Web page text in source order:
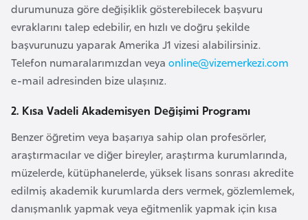
durumunuza göre değişiklik gösterebilecek başvuru
evraklarını talep edebilir, en hızlı ve doğru şekilde
başvurunuzu yaparak Amerika J1 vizesi alabilirsiniz.
Telefon numaralarımızdan veya online@vizemerkezi.com
e-mail adresinden bize ulaşınız.
2. Kısa Vadeli Akademisyen Değişimi Programı
Benzer öğretim veya başarıya sahip olan profesörler,
araştırmacılar ve diğer bireyler, araştırma kurumlarında,
müzelerde, kütüphanelerde, yüksek lisans sonrası akredite
edilmiş akademik kurumlarda ders vermek, gözlemlemek,
danışmanlık yapmak veya eğitmenlik yapmak için kısa
B
e
l
ç
i
k
a
B
e
n
i